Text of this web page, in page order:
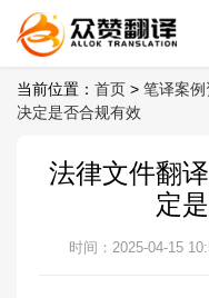
当前位置： 首页 > 笔译案
决定是否合规有效
法律文件翻
定
时间：2025-04-15